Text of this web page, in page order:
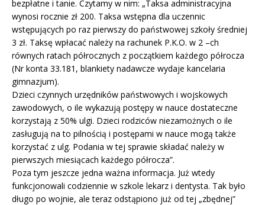
bezpłatne i tanie. Czytamy w nim: „Taksa administracyjna
wynosi rocznie zł 200. Taksa wstępna dla uczennic
wstępujących po raz pierwszy do państwowej szkoły średniej
3 zł. Taksę wpłacać należy na rachunek P.K.O. w 2 –ch
równych ratach półrocznych z początkiem każdego półrocza
(Nr konta 33.181, blankiety nadawcze wydaje kancelaria
gimnazjum).
Dzieci czynnych urzędników państwowych i wojskowych
zawodowych, o ile wykazują postępy w nauce dostateczne
korzystają z 50% ulgi. Dzieci rodziców niezamożnych o ile
zasługują na to pilnością i postępami w nauce mogą także
korzystać z ulg. Podania w tej sprawie składać należy w
pierwszych miesiącach każdego półrocza”.
Poza tym jeszcze jedna ważna informacja. Już wtedy
funkcjonowali codziennie w szkole lekarz i dentysta. Tak było
długo po wojnie, ale teraz odstąpiono już od tej „zbędnej”